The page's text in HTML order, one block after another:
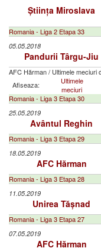
Știința Miroslava
Romania - Liga 2 Etapa 33
05.05.2018
Pandurii Târgu-Jiu
AFC Hărman/ Ultimele meciuri
Afiseaza:
Ultimele
meciuri
Romania - Liga 3 Etapa 30
25.05.2019
Avântul Reghin
Romania - Liga 3 Etapa 29
18.05.2019
AFC Hărman
Romania - Liga 3 Etapa 28
11.05.2019
Unirea Tășnad
Romania - Liga 3 Etapa 27
07.05.2019
AFC Hărman